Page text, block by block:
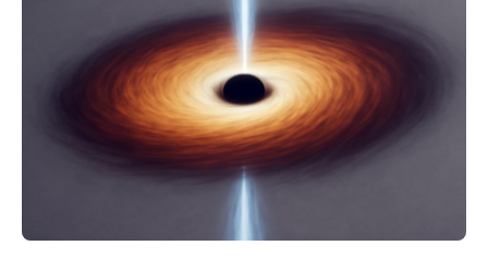
Quantenmotoren voranbringen. Das
Wissenschaftsjournal Science Advances veröffentlichte
die Herleitung. (DOI: 10.1126/sciadv.adw8462)
Verbrennungsmotoren oder Dampfturbinen sind
Wärmekraftmaschinen: Sie wandeln thermische
Energie in mechanische Bewegung um – oder anders
ausgedrückt, Wärme in Bewegung. In
quantenmechanischen Experimenten ist es in den…